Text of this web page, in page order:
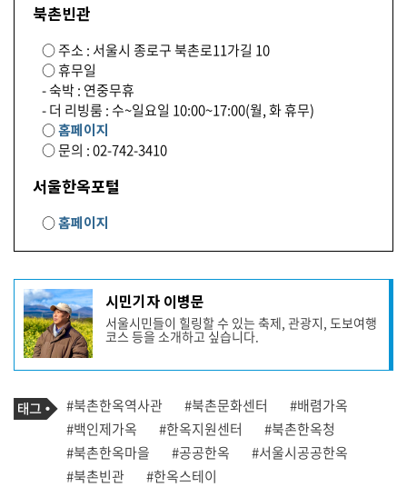
북촌빈관
○ 주소 : 서울시 종로구 북촌로11가길 10
○ 휴무일
- 숙박 : 연중무휴
- 더 리빙룸 : 수~일요일 10:00~17:00(월, 화 휴무)
○홈페이지
○ 문의 : 02-742-3410
서울한옥포털
○홈페이지
기
사
작
성
자
프
필
시민기자 이병문
서울시민들이 힐링할 수 있는 축제, 관광지, 도보여행
코스 등을 소개하고 싶습니다.
기
사
관
련
태
그
태
그
#북촌한옥역사관 #북촌문화센터
#배렴가옥
#백인제가옥
#한옥지원센터
#북촌한옥청
#북촌한옥마을
#공공한옥
#서울시공공한옥
#북촌빈관
#한옥스테이